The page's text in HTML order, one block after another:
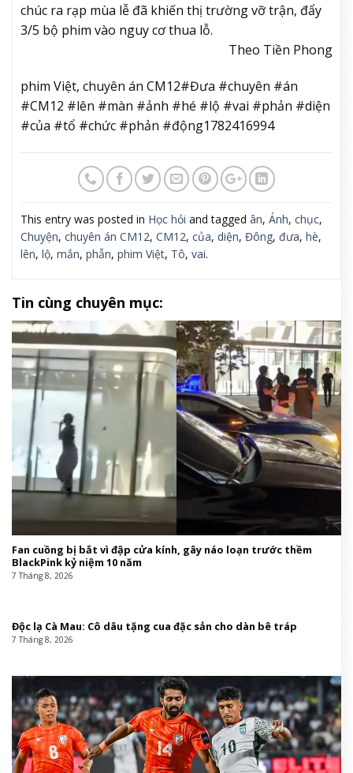
chúc ra rạp mùa lễ đã khiến thị trường vỡ trận, đẩy
3/5 bộ phim vào nguy cơ thua lỗ.
Theo Tiền Phong
phim Việt, chuyên án CM12#Đưa #chuyên #án
#CM12 #lên #màn #ảnh #hé #lộ #vai #phản #diện
#của #tổ #chức #phản #động1782416994
This entry was posted in Học hỏi and tagged ân, Ánh, chục,
Chuyện, chuyên án CM12, CM12, của, diện, Đông, đưa, hè,
lên, lộ, mắn, phẫn, phim Việt, Tô, vai.
Tin cùng chuyên mục:
Fan cuồng bị bắt vì đập cửa kính, gây náo loạn trước thềm
BlackPink kỷ niệm 10 năm
7 Tháng 8, 2026
Độc lạ Cà Mau: Cô dâu tặng cua đặc sản cho dàn bê tráp
7 Tháng 8, 2026